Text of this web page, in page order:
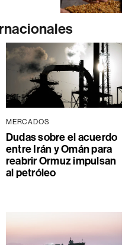
MERCADOS
Dudas sobre el acuerdo
entre Irán y Omán para
reabrir Ormuz impulsan
al petróleo